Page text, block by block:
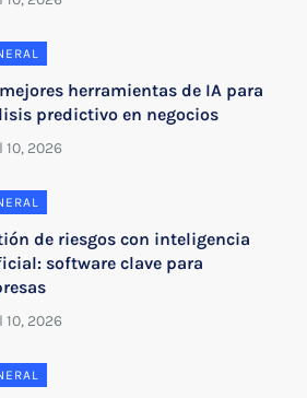
herramientas de IA para
predictivo en negocios
de riesgos con inteligencia
software clave para